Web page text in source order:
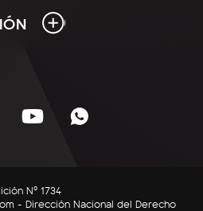
Nº 1734
- Dirección Nacional del Derecho